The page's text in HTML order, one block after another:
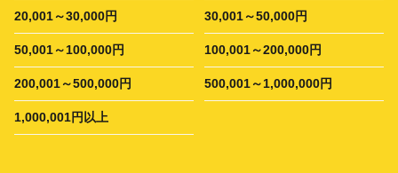
20,001～30,000円 30,001～50,000円
50,001～100,000円 100,001～200,000円
200,001～500,000円 500,001～1,000,000円
1,000,001円以上